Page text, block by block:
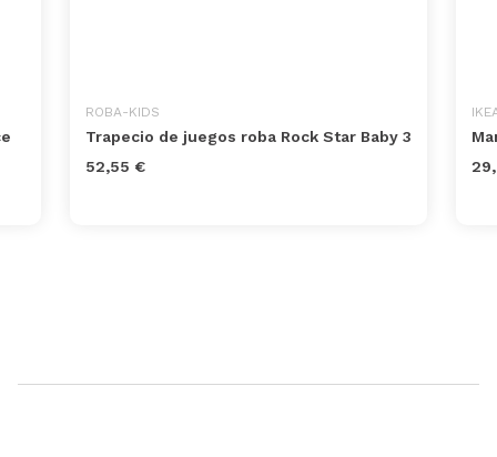
ROBA-KIDS
Trapecio de juegos roba Rock Star Baby 3
52,55 €